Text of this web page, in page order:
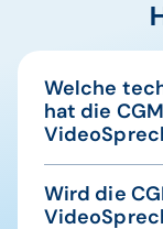
Welche
hat die
nutzen: Ob
alles, was Sie
Wird die